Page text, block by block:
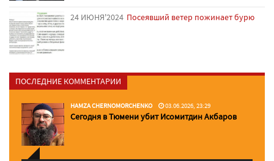
24 ИЮНЯ'2024 Посеявший ветер пожинает бурю
ПОСЛЕДНИЕ КОММЕНТАРИИ
HAMZA CHERNOMORCHENKO 03.06.2026, 23:29
Сегодня в Тюмени убит Исомитдин Акбаров